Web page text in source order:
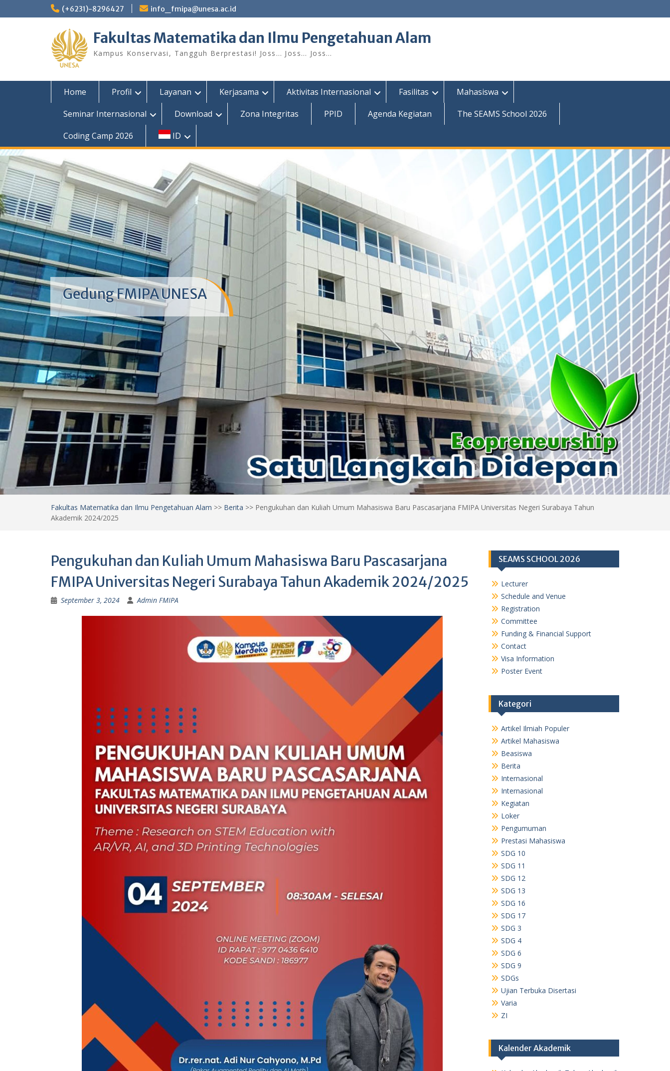
to
(+6231)-8296427 info_fmipa@unesa.ac.id
Fakultas Matematika dan Ilmu Pengetahuan Alam
Kampus Konservasi, Tangguh Berprestasi! Joss… Joss… Joss…
Home Profil Layanan Kerjasama Aktivitas Internasional Fasilitas
Mahasiswa
Seminar Internasional
Download Zona Integritas PPID Agenda Kegiatan
The SEAMS School 2026
Coding Camp 2026
ID
Gedung FMIPA UNESA
Fakultas Matematika dan Ilmu Pengetahuan Alam >> Berita >> Pengukuhan dan Kuliah Umum Mahasiswa Baru Pascasarjana FMIPA Universitas Negeri Surabaya Tahun
Akademik 2024/2025
Pengukuhan dan Kuliah Umum Mahasiswa Baru Pascasarjana
FMIPA Universitas Negeri Surabaya Tahun Akademik 2024/2025
September 3, 2024 Admin FMIPA
SEAMS SCHOOL 2026
Lecturer
Schedule and Venue
Registration
Committee
Funding & Financial Support
Contact
Visa Information
Poster Event
Kategori
Artikel Ilmiah Populer
Artikel Mahasiswa
Beasiswa
Berita
Internasional
Internasional
Kegiatan
Loker
Pengumuman
Prestasi Mahasiswa
SDG 10
SDG 11
SDG 12
SDG 13
SDG 16
SDG 17
SDG 3
SDG 4
SDG 6
SDG 9
SDGs
Ujian Terbuka Disertasi
Varia
ZI
Kalender Akademik